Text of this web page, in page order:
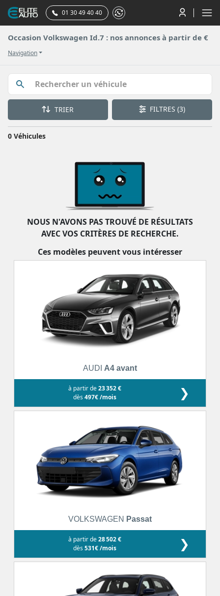
01 30 49 40 40
Occasion Volkswagen Id.7 : nos annonces à partir de €
Navigation
TRIER FILTRES(3)
0 Véhicules
NOUS N'AVONS PAS TROUVÉ DE RÉSULTATS
AVEC VOS CRITÈRES DE RECHERCHE.
Ces modèles peuvent vous intéresser
AUDI A4 avant
à partir de23 352 €
dès497€ /mois ❯
VOLKSWAGEN Passat
à partir de28 502 €
dès531€ /mois ❯